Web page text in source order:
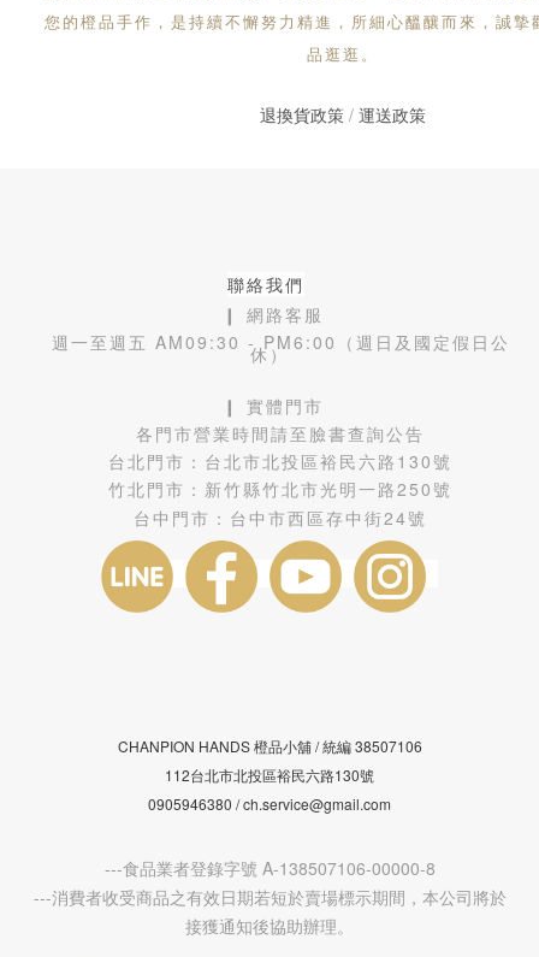
您的橙品手作，是持續不懈努力精進，所細心醞釀而來，誠摯
品逛逛。
退換貨政策/ 運送政策
聯絡我們
❙ 網路客服
週一至週五 AM09:30 - PM6:00（週日及國定假日公
休）
❙ 實體門市
各門市營業時間請至臉書查詢公告
台北門市： 台北市北投區裕民六路130號
竹北門市： 新竹縣竹北市光明一路250號
台中門市： 台中市西區存中街24號
CHANPION HANDS 橙品小舖 /統編38507106
112台北市北投區裕民六路130號
0905946380 / ch.service@gmail.com
---食品業者登錄字號 A-138507106-00000-8
---消費者收受商品之有效日期若短於賣場標示期間，本公司將於
接獲通知後協助辦理。